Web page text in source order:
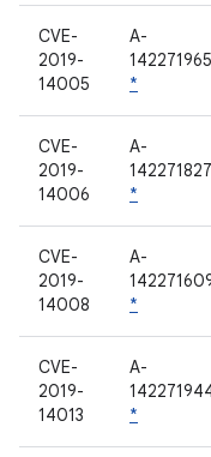
CVE-
2019-
14005
A-
142271965
*
CVE-
2019-
14006
A-
142271827
*
CVE-
2019-
14008
A-
*
CVE-
2019-
14013
A-
*